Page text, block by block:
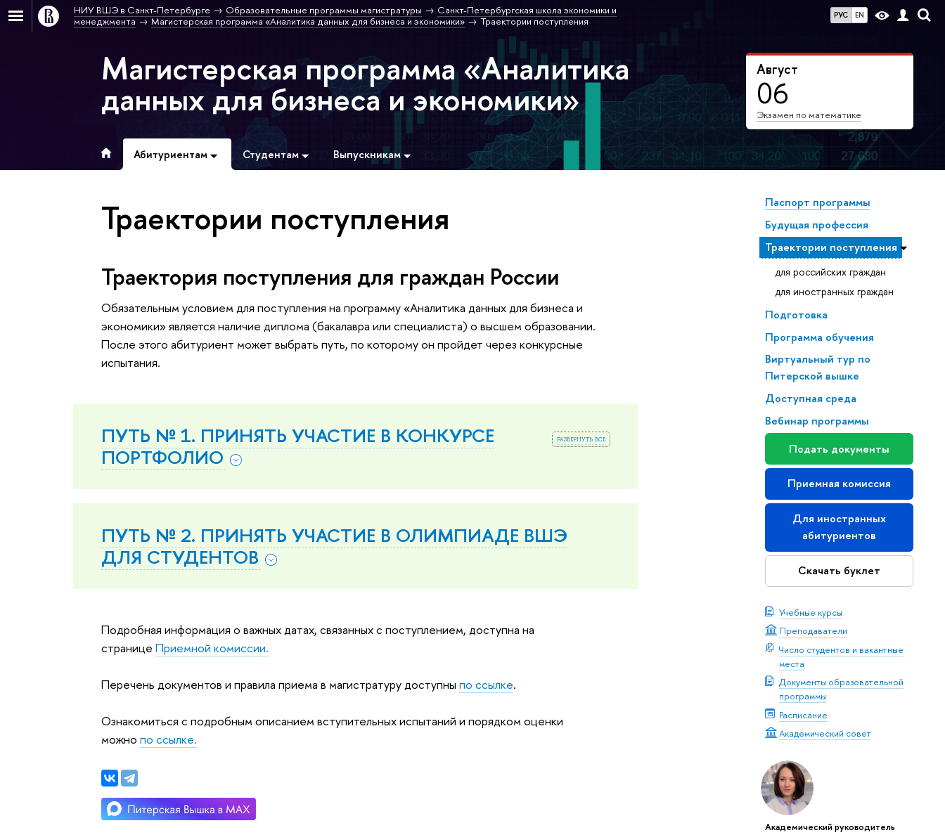
РУС EN
НИУ ВШЭ в Санкт-Петербурге Образовательные программы магистратуры
Санкт-Петербургская школа экономики и
менеджмента
Магистерская программа «Аналитика данных для бизнеса и экономики» Траектории поступления
Август
06
Экзамен по математике
Магистерская программа «Аналитика
данных для бизнеса и экономики»
Абитуриентам Студентам Выпускникам
Паспорт программы
Будущая профессия
Траектории поступления
для российских граждан
для иностранных граждан
Подготовка
Программа обучения
Виртуальный тур по
Питерской вышке
Доступная среда
Вебинар программы
Подать документы
Приемная комиссия
Для иностранных
абитуриентов
Скачать буклет
Учебные курсы
Преподаватели
Число студентов и вакантные
места
Документы образовательной
программы
Расписание
Академический совет
Академический руководитель
Траектории поступления
Траектория поступления для граждан России
Обязательным условием для поступления на программу «Аналитика данных для бизнеса и
экономики» является наличие диплома (бакалавра или специалиста) о высшем образовании.
После этого абитуриент может выбрать путь, по которому он пройдет через конкурсные
испытания.
развернуть все
ПУТЬ № 1. ПРИНЯТЬ УЧАСТИЕ В КОНКУРСЕ
ПОРТФОЛИО
ПУТЬ № 2. ПРИНЯТЬ УЧАСТИЕ В ОЛИМПИАДЕ ВШЭ
ДЛЯ СТУДЕНТОВ
Подробная информация о важных датах, связанных с поступлением, доступна на
страницеПриемной комиссии.
Перечень документов и правила приема в магистратуру доступныпо ссылке.
Ознакомиться с подробным описанием вступительных испытаний и порядком оценки
можнопо ссылке.